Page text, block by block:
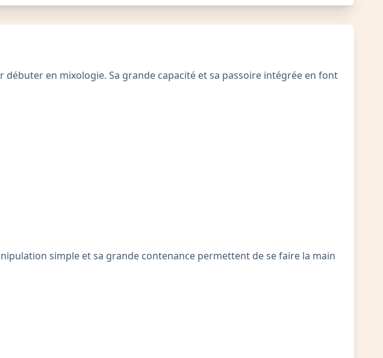
en mixologie. Sa grande capacité et sa passoire intégrée en font
simple et sa grande contenance permettent de se faire la main